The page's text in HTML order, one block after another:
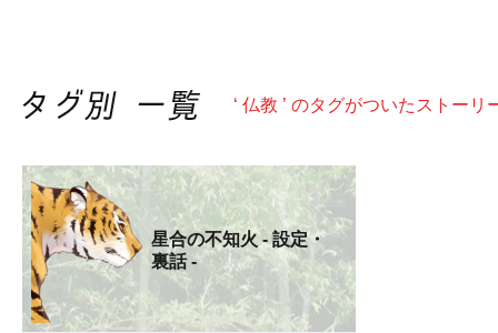
‘ 仏教 ’ のタグがついたストーリ
星合の不知火 - 設定・
裏話 -